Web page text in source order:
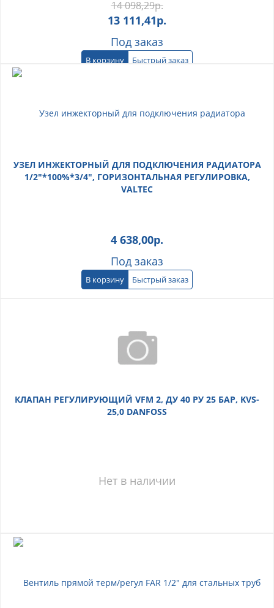
14 098,29р.
13 111,41р.
Под заказ
В корзину Быстрый заказ
УЗЕЛ ИНЖЕКТОРНЫЙ ДЛЯ ПОДКЛЮЧЕНИЯ РАДИАТОРА
1/2"*100%*3/4", ГОРИЗОНТАЛЬНАЯ РЕГУЛИРОВКА,
VALTEC
4 638,00р.
Под заказ
В корзину Быстрый заказ
КЛАПАН РЕГУЛИРУЮЩИЙ VFM 2, ДУ 40 РУ 25 БАР, KVS-
25,0 DANFOSS
Нет в наличии